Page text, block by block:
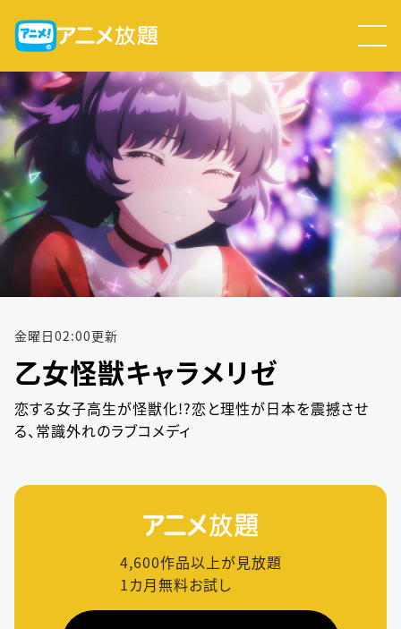
金曜日02:00更新
乙女怪獣キャラメリゼ
恋する女子高生が怪獣化!?恋と理性が日本を震撼させ
る、常識外れのラブコメディ
4,600作品以上が見放題
1カ月無料お試し